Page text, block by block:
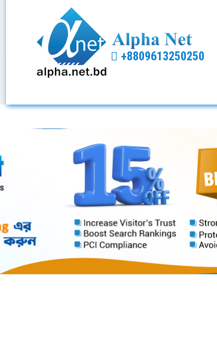
+8809613250250